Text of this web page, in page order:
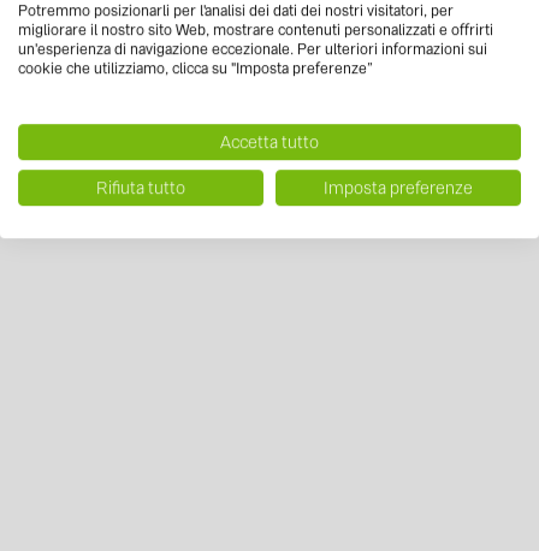
Potremmo posizionarli per l'analisi dei dati dei nostri visitatori, per
migliorare il nostro sito Web, mostrare contenuti personalizzati e offrirti
un'esperienza di navigazione eccezionale. Per ulteriori informazioni sui
cookie che utilizziamo, clicca su "Imposta preferenze”
Accetta tutto
Rifiuta tutto Imposta preferenze